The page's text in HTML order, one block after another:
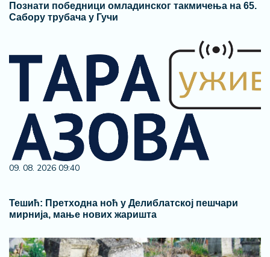
Познати победници омладинског такмичења на 65.
Сабору трубача у Гучи
09. 08. 2026 09:40
Тешић: Претходна ноћ у Делиблатској пешчари
мирнија, мање нових жаришта